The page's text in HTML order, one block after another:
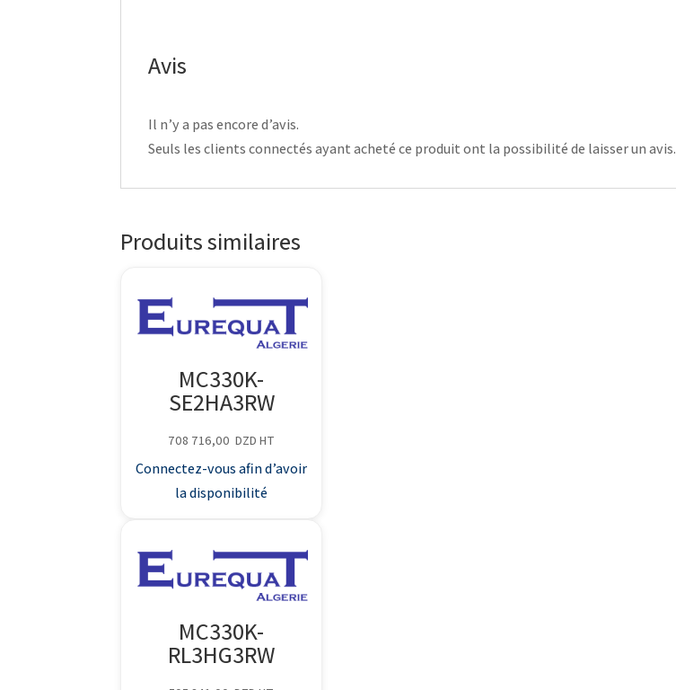
Avis
Il n’y a pas encore d’avis.
Seuls les clients connectés ayant acheté ce produit ont la possibilité de laisser un avis.
Produits similaires
MC330K-
SE2HA3RW
708 716,00 DZD HT
Connectez-vous afin d’avoir
la disponibilité
MC330K-
RL3HG3RW